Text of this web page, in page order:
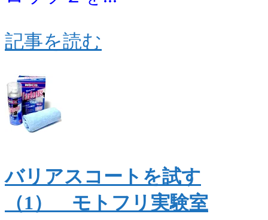
記事を読む
バリアスコートを試す
（1） モトフリ実験室